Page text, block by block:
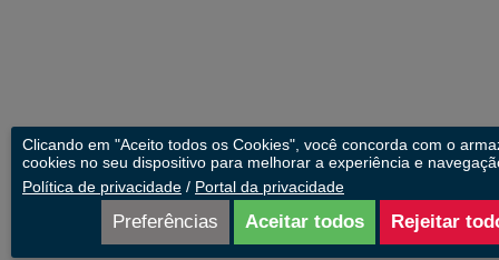
Clicando em "Aceito todos os Cookies", você concorda com o
cookies no seu dispositivo para melhorar a experiência e
Política de privacidade / Portal da privacidade
Preferências Aceitar todos Rejeitar